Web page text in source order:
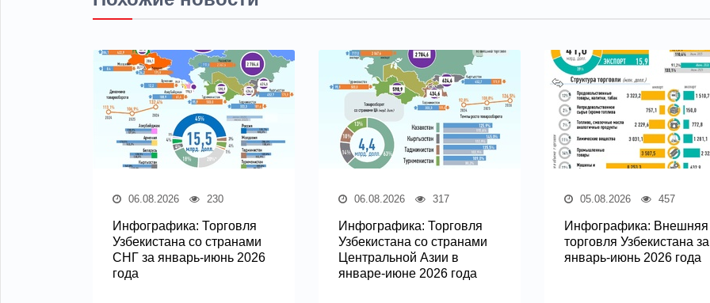
06.08.2026 230
Инфографика: Торговля
Узбекистана со странами
СНГ за январь-июнь 2026
года
06.08.2026 317
Инфографика: Торговля
Узбекистана со странами
Центральной Азии в
январе-июне 2026 года
05.08.2026 457
Инфографика: Внешняя
торговля Узбекистана за
январь-июнь 2026 года